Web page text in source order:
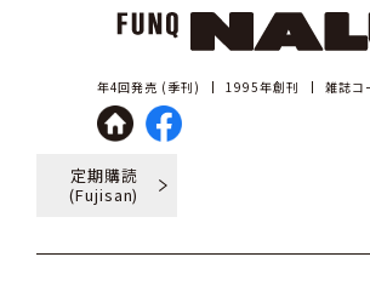
年4回発売 (季刊) 1995年創刊 雑誌コ
定期購読
(Fujisan)